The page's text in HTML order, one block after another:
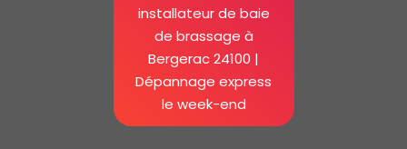
installateur de baie
de brassage à
Bergerac 24100 |
Dépannage express
le week-end